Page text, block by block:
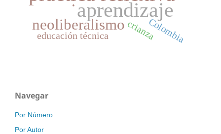
aprendizaje
neoliberalismo crianzaColombia
educación técnica
Navegar
Por Número
Por Autor